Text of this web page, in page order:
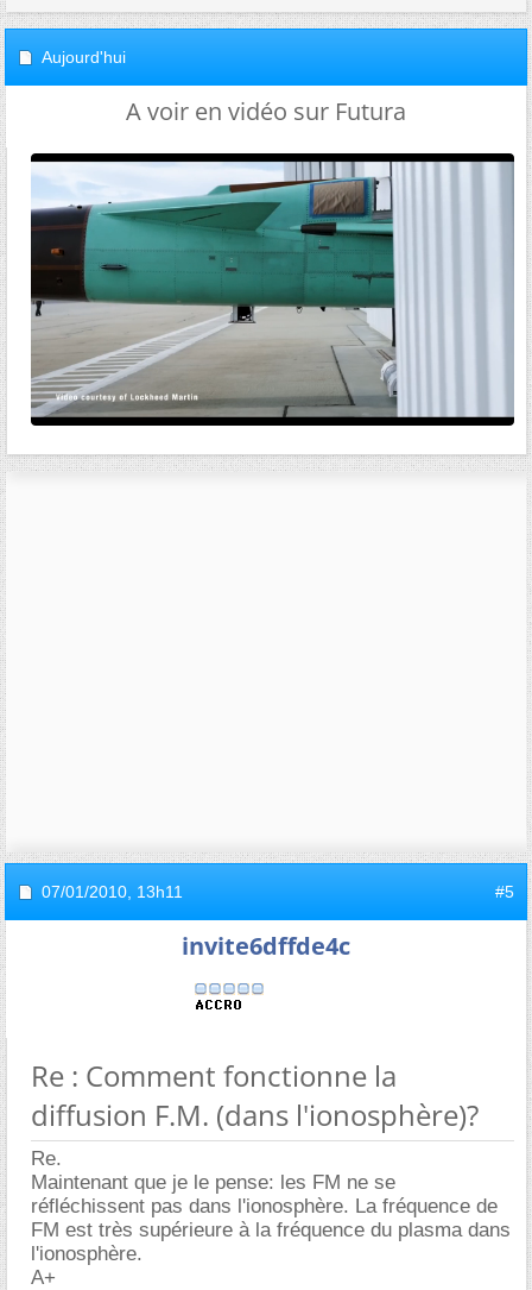
Aujourd'hui
A voir en vidéo sur Futura
07/01/2010, 13h11 #5
invite6dffde4c
Re : Comment fonctionne la
diffusion F.M. (dans l'ionosphère)?
Re.
Maintenant que je le pense: les FM ne se
réfléchissent pas dans l'ionosphère. La fréquence de
FM est très supérieure à la fréquence du plasma dans
l'ionosphère.
A+